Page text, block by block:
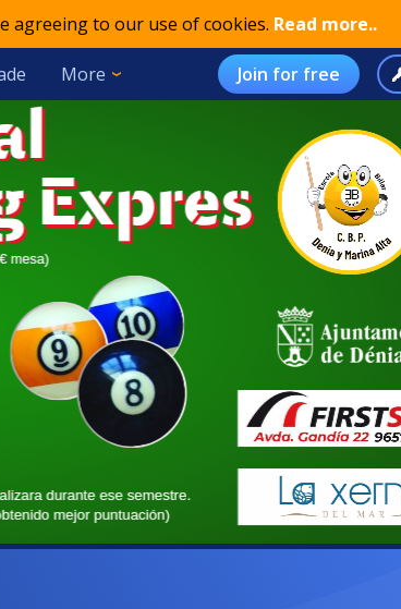
agreeing to our use of cookies. Read more..
More Join for free